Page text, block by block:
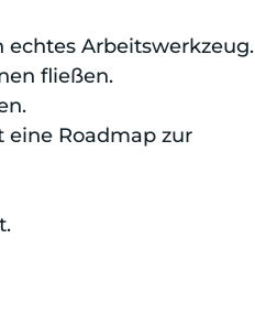
Arbeitswerkzeug.
fließen.
eine Roadmap zur